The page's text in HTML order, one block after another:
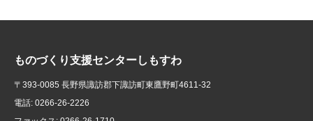
ものづくり支援センターしもすわ
〒393-0085 長野県諏訪郡下諏訪町東鷹野町4611-32
電話: 0266-26-2226